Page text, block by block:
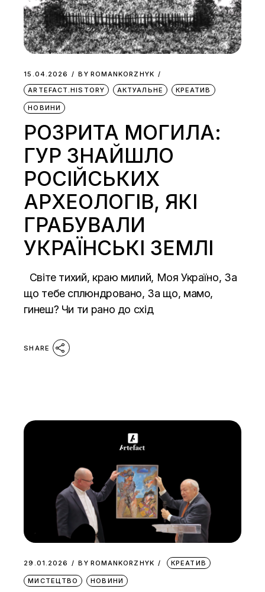
15.04.2026 BY ROMANKORZHYK
ARTEFACT.HISTORY
АКТУАЛЬНЕ КРЕАТИВ
НОВИНИ
РОЗРИТА МОГИЛА:
ГУР ЗНАЙШЛО
РОСІЙСЬКИХ
АРХЕОЛОГІВ, ЯКІ
ГРАБУВАЛИ
УКРАЇНСЬКІ ЗЕМЛІ
Світе тихий, краю милий, Моя Україно, За
що тебе сплюндровано, За що, мамо,
гинеш? Чи ти рано до схід
SHARE
29.01.2026 BY ROMANKORZHYK КРЕАТИВ
МИСТЕЦТВО НОВИНИ